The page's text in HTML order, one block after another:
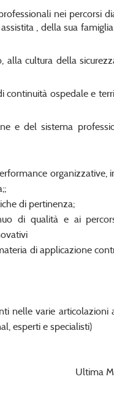
nei percorsi
, della sua
alla cultura della
continuità ospedale e
e del sistema
organizzative,
di pertinenza;
di qualità e ai
di applicazione
nelle varie articolazioni
esperti e specialisti)
Ultima